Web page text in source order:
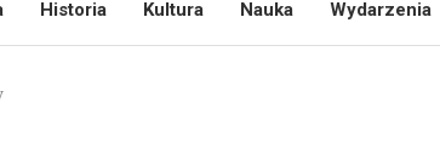
Historia Kultura Nauka Wydarzenia